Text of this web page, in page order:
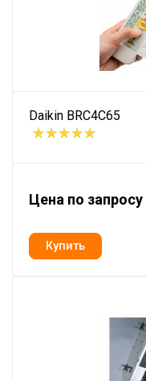
Daikin BRC4C65
Цена по запросу